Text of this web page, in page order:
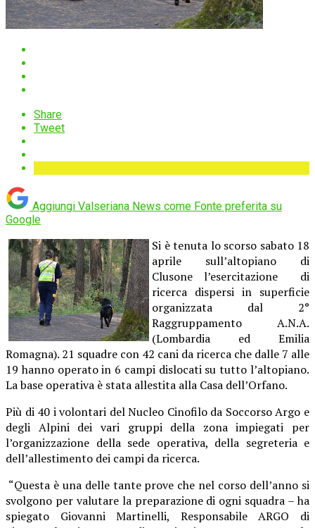
Share
Tweet
Aggiungi Valseriana News come Fonte preferita su
Google
Si è tenuta lo scorso sabato 18
aprile sull’altopiano di
Clusone l’esercitazione di
ricerca dispersi in superficie
organizzata dal 2°
Raggruppamento A.N.A.
(Lombardia ed Emilia
Romagna). 21 squadre con 42 cani da ricerca che dalle 7 alle
19 hanno operato in 6 campi dislocati su tutto l’altopiano.
La base operativa è stata allestita alla Casa dell’Orfano.
Più di 40 i volontari del Nucleo Cinofilo da Soccorso Argo e
degli Alpini dei vari gruppi della zona impiegati per
l’organizzazione della sede operativa, della segreteria e
dell’allestimento dei campi da ricerca.
“Questa è una delle tante prove che nel corso dell’anno si
svolgono per valutare la preparazione di ogni squadra – ha
spiegato Giovanni Martinelli, Responsabile ARGO di